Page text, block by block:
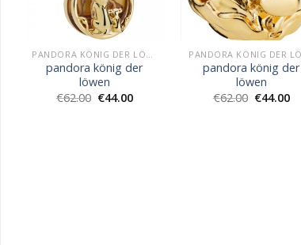
pandora könig der
löwen
€62.00 €44.00
pandora könig der
löwen
€62.00 €44.00